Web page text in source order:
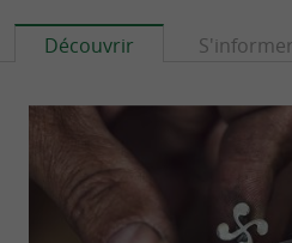
Découvrir S'informer